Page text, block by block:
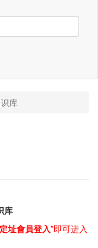
库
库
定址會員登入”即可进入